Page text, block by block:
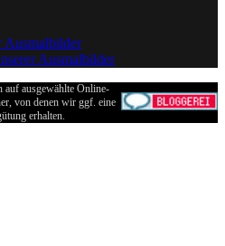
Ausmalbilder
Ausmalbilder
ausgewählte Online-
von denen wir ggf. eine
erhalten.